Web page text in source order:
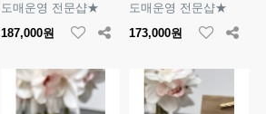
도매운영 전문샵★
187,000원
도매운영 전문샵★
173,000원